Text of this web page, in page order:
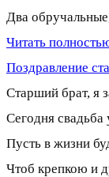
Два
Читать
Поздравление
Старший брат, я
Сегодня свадьба
Пусть в жизни
Чтоб крепкою и